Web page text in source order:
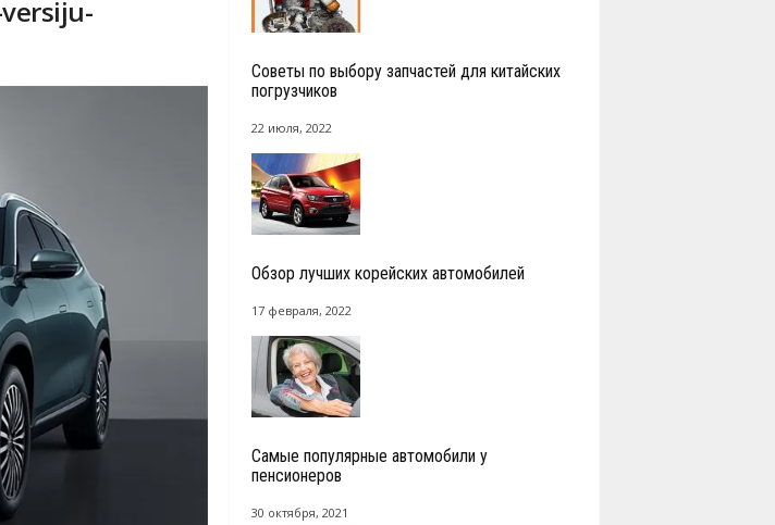
Советы по выбору запчастей для китайских
погрузчиков
22 июля, 2022
Обзор лучших корейских автомобилей
17 февраля, 2022
Самые популярные автомобили у
пенсионеров
30 октября, 2021